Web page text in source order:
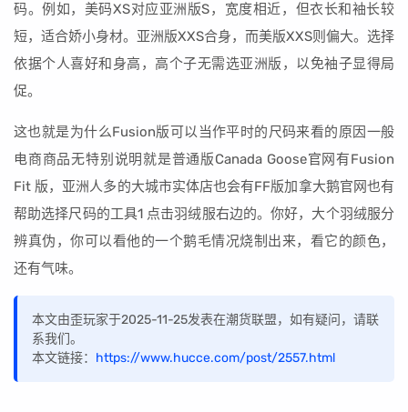
码。例如，美码XS对应亚洲版S，宽度相近，但衣长和袖长较
短，适合娇小身材。亚洲版XXS合身，而美版XXS则偏大。选择
依据个人喜好和身高，高个子无需选亚洲版，以免袖子显得局
促。
这也就是为什么Fusion版可以当作平时的尺码来看的原因一般
电商商品无特别说明就是普通版Canada Goose官网有Fusion
Fit 版，亚洲人多的大城市实体店也会有FF版加拿大鹅官网也有
帮助选择尺码的工具1 点击羽绒服右边的。你好，大个羽绒服分
辨真伪，你可以看他的一个鹅毛情况烧制出来，看它的颜色，
还有气味。
本文由歪玩家于2025-11-25发表在潮货联盟，如有疑问，请联
系我们。
本文链接： https://www.hucce.com/post/2557.html